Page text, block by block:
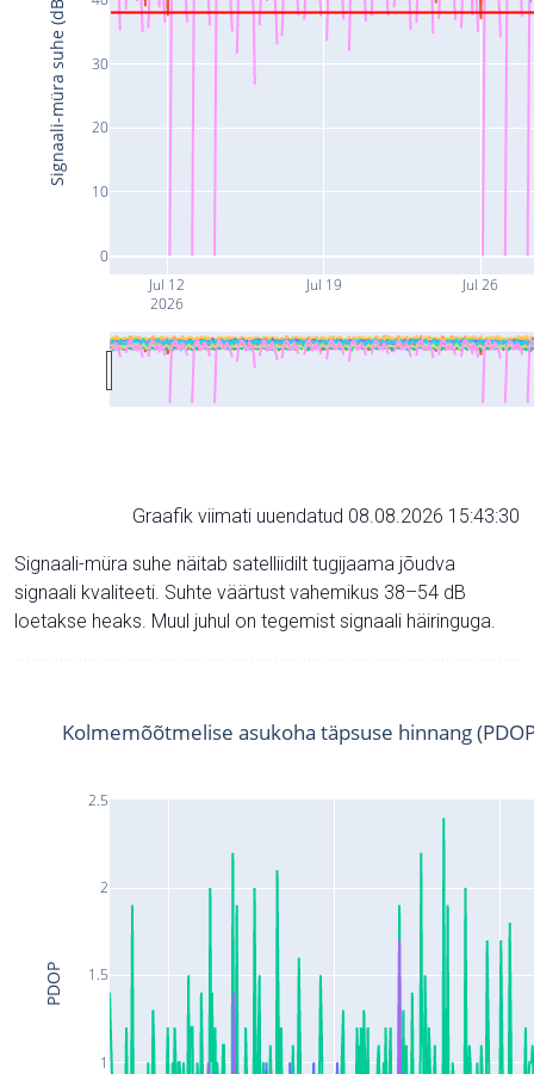
Jul 12
2026
Jul 19 Jul 26
0
10
20
30
Signaali-müra suhe (dB)
Graafik viimati uuendatud 08.08.2026 15:43:30
Signaali-müra suhe näitab satelliidilt tugijaama jõudva
signaali kvaliteeti. Suhte väärtust vahemikus 38–54 dB
loetakse heaks. Muul juhul on tegemist signaali häiringuga.
1
1.5
2
2.5
Kolmemõõtmelise asukoha täpsuse hinnang
PDOP